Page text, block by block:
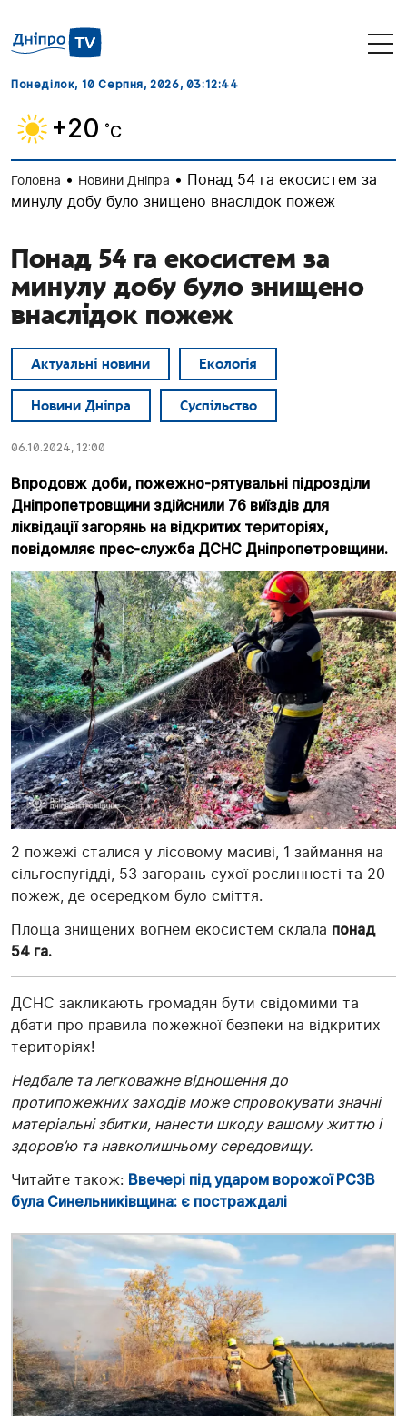
Понеділок, 10 Серпня, 2026, 03:12:45
+20 ˚C
Головна • Новини Дніпра • Понад 54 га екосистем за
минулу добу було знищено внаслідок пожеж
Понад 54 га екосистем за
минулу добу було знищено
внаслідок пожеж
Актуальні новини Екологія
Новини Дніпра Суспільство
06.10.2024, 12:00
Впродовж доби, пожежно-рятувальні підрозділи
Дніпропетровщини здійснили 76 виїздів для
ліквідації загорянь на відкритих територіях,
повідомляє прес-служба ДСНС Дніпропетровщини.
2 пожежі сталися у лісовому масиві, 1 займання на
сільгоспугідді, 53 загорань сухої рослинності та 20
пожеж, де осередком було сміття.
Площа знищених вогнем екосистем склала понад
54 га.
ДСНС закликають громадян бути свідомими та
дбати про правила пожежної безпеки на відкритих
територіях!
Недбале та легковажне відношення до
протипожежних заходів може спровокувати значні
матеріальні збитки, нанести шкоду вашому життю і
здоров’ю та навколишньому середовищу.
Читайте також: Ввечері під ударом ворожої РСЗВ
була Синельниківщина: є постраждалі